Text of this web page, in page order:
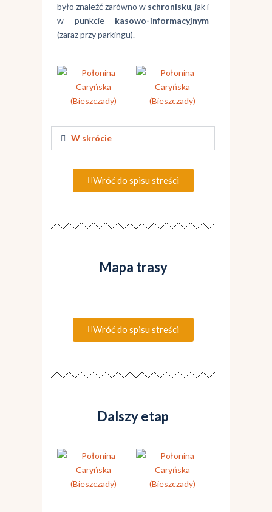
było znaleźć zarówno w schronisku, jak i
w punkcie kasowo-informacyjnym
(zaraz przy parkingu).
W skrócie
Wróć do spisu streści
Mapa trasy
Wróć do spisu streści
Dalszy etap